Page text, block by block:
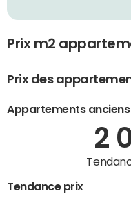
Prix m2
Prix des
Appartements anciens
2
Tendance prix